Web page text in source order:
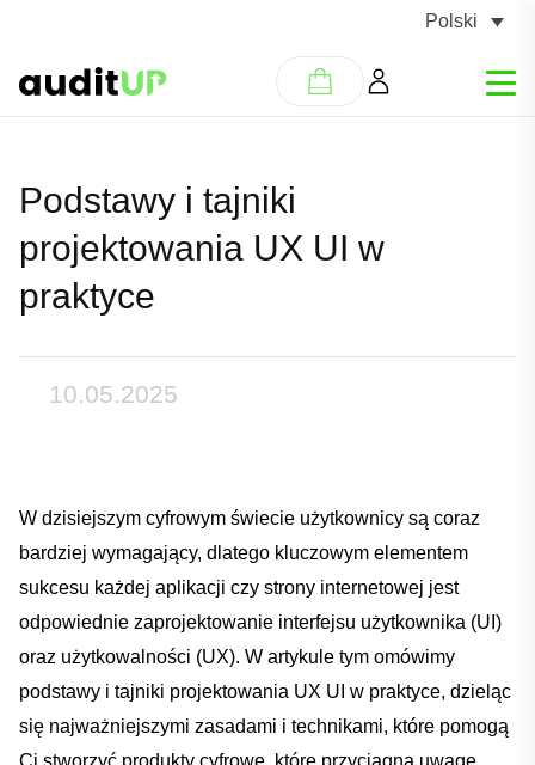
Polski
Podstawy i tajniki
projektowania UX UI w
praktyce
10.05.2025
W ​dzisiejszym ⁤cyfrowym świecie użytkownicy są‍ coraz
bardziej wymagający, dlatego kluczowym ⁤elementem
sukcesu każdej ​aplikacji ⁤czy strony internetowej jest
odpowiednie zaprojektowanie interfejsu ‌użytkownika ​(UI)
oraz użytkowalności (UX). W artykule tym omówimy
podstawy ⁤i ‌tajniki projektowania UX ⁤UI w praktyce, dzieląc
się ⁤najważniejszymi⁢ zasadami i⁣ technikami, które pomogą
Ci⁢ stworzyć produkty ⁤cyfrowe, ‍które​ przyciągną uwagę